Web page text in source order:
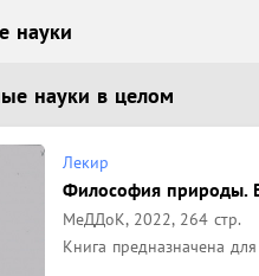
науки
науки в целом
Лекир
Философия природы.
МеДДоК, 2022, 264 стр.
Книга предназначена